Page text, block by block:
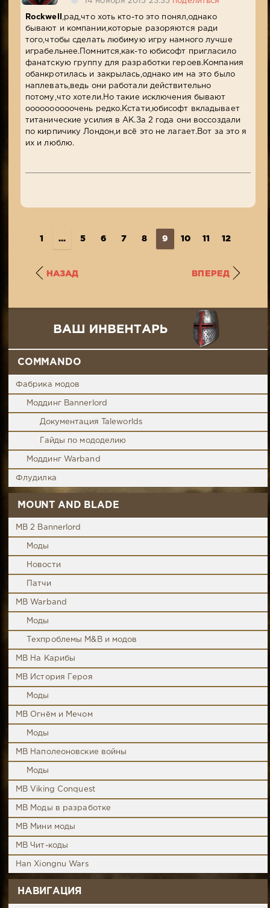
Rockwell
,рад,что хоть кто-то это понял,однако
бывают и компании,которые разоряются ради
того,чтобы сделать любимую игру намного лучше
играбельнее.Помнится,как-то юбисофт пригласило
фанатскую группу для разработки героев.Компания
обанкротилась и закрылась,однако им на это было
наплевать,ведь они работали действительно
потому,что хотели.Но такие исключения бывают
оооооооооочень редко.Кстати,юбисофт вкладывает
титанические усилия в АК.За 2 года они воссоздали
по кирпичику Лондон,и всё это не лагает.Вот за это я
их и люблю.
1 ... 5 6 7 8 9 10 11 12
НАЗАД ВПЕРЕД
COMMANDO
Фабрика модов
Моддинг Bannerlord
Документация Taleworlds
Гайды по мододелию
Моддинг Warband
Флудилка
MOUNT AND BLADE
MB 2 Bannerlord
Моды
Новости
Патчи
MB Warband
Моды
Техпроблемы M&B и модов
MB На Карибы
MB История Героя
Моды
MB Огнём и Мечом
Моды
MB Наполеоновские войны
Моды
MB Viking Conquest
MB Моды в разработке
MB Мини моды
MB Чит-коды
Han Xiongnu Wars
НАВИГАЦИЯ